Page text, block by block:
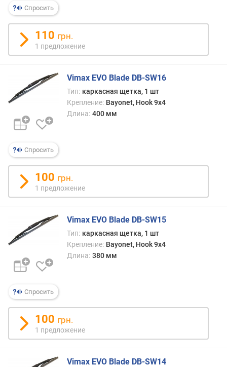
Спросить
110 грн.
1 предложение
Спросить
Vimax EVO Blade DB-SW16
Тип: каркасная щетка, 1 шт
Крепление: Bayonet, Hook 9x4
Длина: 400 мм
100 грн.
1 предложение
Спросить
Vimax EVO Blade DB-SW15
Тип: каркасная щетка, 1 шт
Крепление: Bayonet, Hook 9x4
Длина: 380 мм
100 грн.
1 предложение
Vimax EVO Blade DB-SW14